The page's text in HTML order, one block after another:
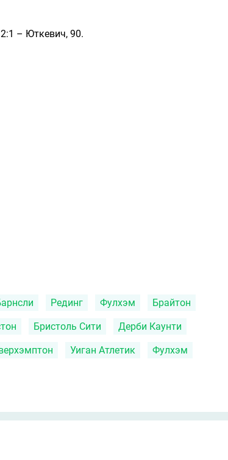
– Юткевич, 90.
Рединг Фулхэм Брайтон
Бристоль Сити Дерби Каунти
Уиган Атлетик Фулхэм